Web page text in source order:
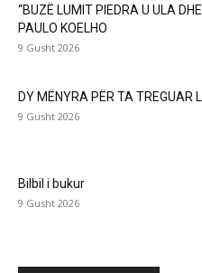
“BUZË LUMIT PIEDRA U ULA
PAULO KOELHO
9 Gusht 2026
DY MËNYRA PËR TA TREGUAR
9 Gusht 2026
Bilbil i bukur
9 Gusht 2026